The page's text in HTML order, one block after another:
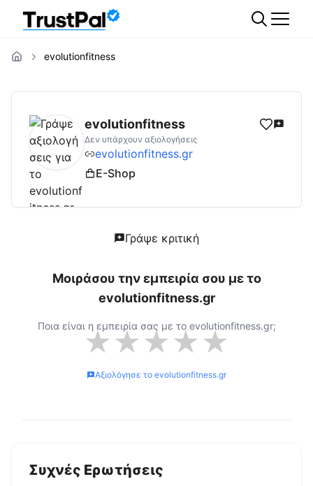
evolutionfitness
evolutionfitness.grΑξιολογήσεις | Δες
evolutionfitness
Δεν υπάρχουν αξιολογήσεις
evolutionfitness.gr
E-Shop
Γράψε κριτική
Μοιράσου την εμπειρία σου με το
evolutionfitness.gr
Ποια είναι η εμπειρία σας με το evolutionfitness.gr;
★★★★★
Αξιολόγησε το evolutionfitness.gr
Συχνές Ερωτήσεις